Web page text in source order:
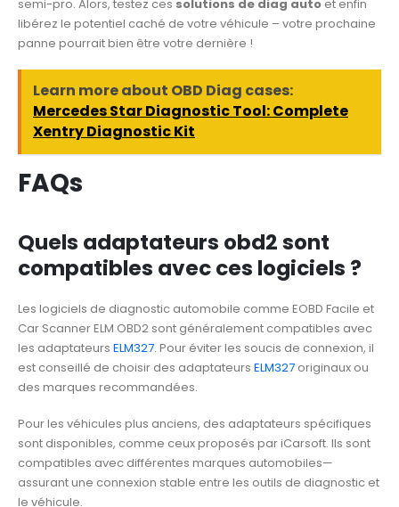
semi-pro. Alors, testez ces solutions de diag auto et enfin
libérez le potentiel caché de votre véhicule – votre prochaine
panne pourrait bien être votre dernière !
Learn more about OBD Diag cases:
Mercedes Star Diagnostic Tool: Complete
Xentry Diagnostic Kit
FAQs
Quels adaptateurs obd2 sont
compatibles avec ces logiciels ?
Les logiciels de diagnostic automobile comme EOBD Facile et
Car Scanner ELM OBD2 sont généralement compatibles avec
les adaptateurs ELM327. Pour éviter les soucis de connexion, il
est conseillé de choisir des adaptateurs ELM327 originaux ou
des marques recommandées.
Pour les véhicules plus anciens, des adaptateurs spécifiques
sont disponibles, comme ceux proposés par iCarsoft. Ils sont
compatibles avec différentes marques automobiles—
assurant une connexion stable entre les outils de diagnostic et
le véhicule.